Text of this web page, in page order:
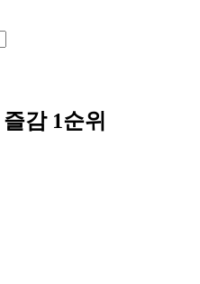
감 1순위